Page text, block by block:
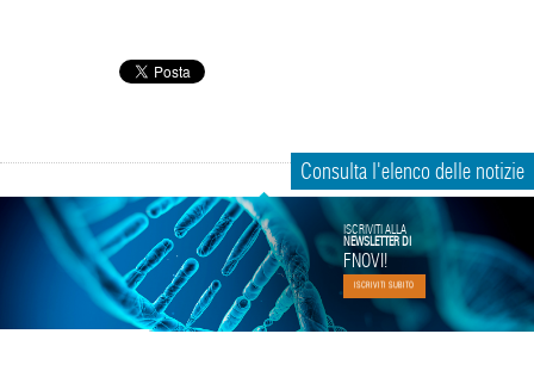
Consulta l'elenco delle notizie
FNOVI!
ISCRIVITI SUBITO
ISCRIVITI ALLA
NEWSLETTER DI